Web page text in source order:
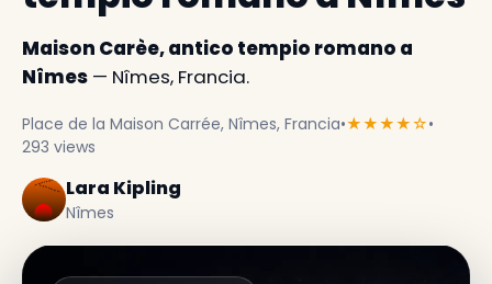
Maison Carèe, antico tempio romano a
Nîmes — Nîmes, Francia.
Place de la Maison Carrée, Nîmes, Francia•★★★★☆•
293 views
Lara Kipling
Nîmes